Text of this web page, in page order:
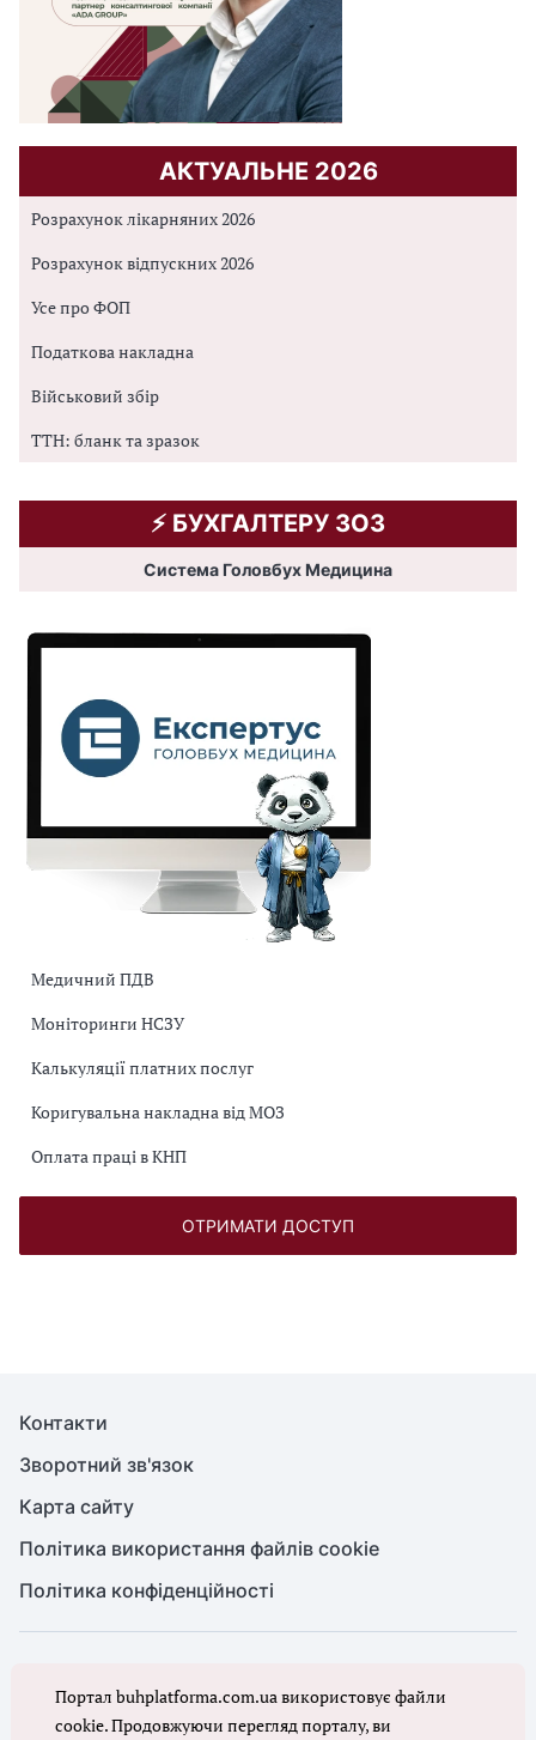
АКТУАЛЬНЕ 2026
Розрахунок лікарняних 2026
Розрахунок відпускних 2026
Усе про ФОП
Податкова накладна
Військовий збір
ТТН: бланк та зразок
⚡️ БУХГАЛТЕРУ ЗОЗ
Система Головбух Медицина
Медичний ПДВ
Моніторинги НСЗУ
Калькуляції платних послуг
Коригувальна накладна від МОЗ
Оплата праці в КНП
ОТРИМАТИ ДОСТУП
Контакти
Зворотний зв'язок
Карта сайту
Політика використання файлів cookie
Політика конфіденційності
Повне або часткове копіювання будь-яких матеріалів сайту,
цитування, публікація їх анотованих оглядів допускаються лише з
Портал buhplatforma.com.ua використовує файли
cookie. Продовжуючи перегляд порталу, ви